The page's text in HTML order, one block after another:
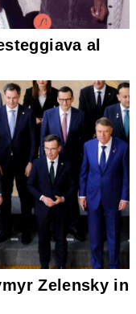
al
Zelensky in